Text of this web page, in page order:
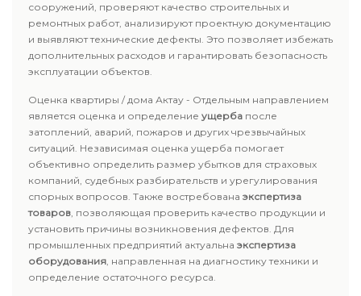
сооружений, проверяют качество строительных и
ремонтных работ, анализируют проектную документацию
и выявляют технические дефекты. Это позволяет избежать
дополнительных расходов и гарантировать безопасность
эксплуатации объектов.
Оценка квартиры / дома Актау - Отдельным направлением
является оценка и определение ущерба после
затоплений, аварий, пожаров и других чрезвычайных
ситуаций. Независимая оценка ущерба помогает
объективно определить размер убытков для страховых
компаний, судебных разбирательств и урегулирования
спорных вопросов. Также востребована экспертиза
товаров, позволяющая проверить качество продукции и
установить причины возникновения дефектов. Для
промышленных предприятий актуальна экспертиза
оборудования, направленная на диагностику техники и
определение остаточного ресурса.